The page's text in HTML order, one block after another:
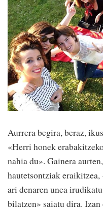
Aurrera begira, beraz,
«Herri honek
nahia du». Gainera
hautetsontziak
ari denaren unea
bilatzen» saiatu dira.